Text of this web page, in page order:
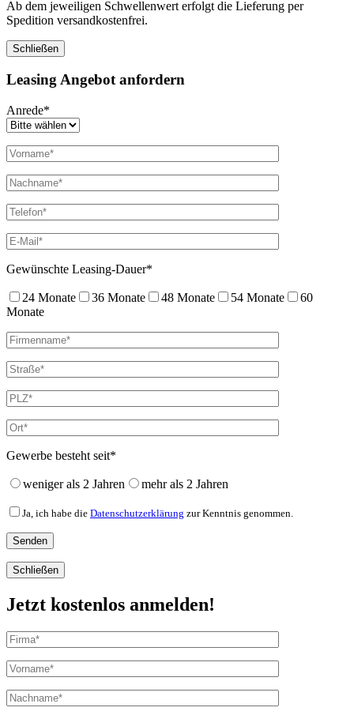
Ab dem jeweiligen Schwellenwert erfolgt die Lieferung per
Spedition versandkostenfrei.
Schließen
Leasing Angebot anfordern
Anrede*
Gewünschte Leasing-Dauer*
24 Monate 36 Monate 48 Monate 54 Monate
60
Monate
Gewerbe besteht seit*
weniger als 2 Jahren mehr als 2 Jahren
Ja, ich habe die Datenschutzerklärung zur Kenntnis genommen.
Schließen
Jetzt kostenlos anmelden!